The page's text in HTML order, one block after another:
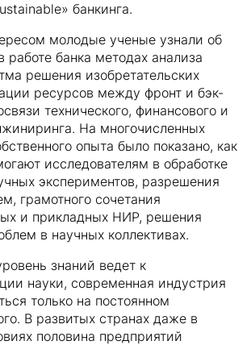
банкинга.
молодые ученые узнали об
работе банка методах анализа
решения изобретательских
ресурсов между фронт и бэк-
технического, финансового и
На многочисленных
опыта было показано, как
исследователям в обработке
экспериментов, разрешения
грамотного сочетания
и прикладных НИР, решения
в научных коллективах.
знаний ведет к
науки, современная индустрия
только на постоянном
В развитых странах даже в
половина предприятий